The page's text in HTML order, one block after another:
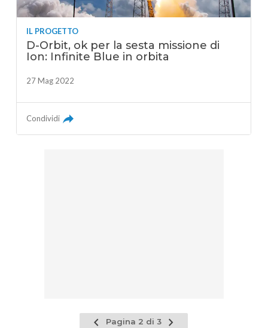
IL PROGETTO
D-Orbit, ok per la sesta missione di
Ion: Infinite Blue in orbita
27 Mag 2022
Condividi
PaginaPagina 2 di 3
Pagina